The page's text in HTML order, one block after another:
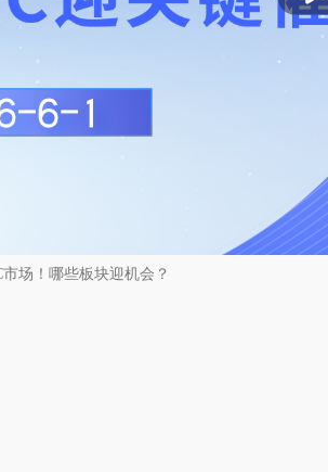
场！哪些板块迎机会？